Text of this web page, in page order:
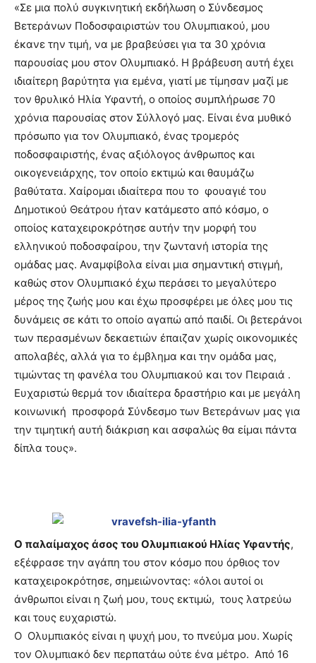
«Σε μια πολύ συγκινητική εκδήλωση ο Σύνδεσμος
Βετεράνων Ποδοσφαιριστών του Ολυμπιακού, μου
έκανε την τιμή, να με βραβεύσει για τα 30 χρόνια
παρουσίας μου στον Ολυμπιακό. Η βράβευση αυτή έχει
ιδιαίτερη βαρύτητα για εμένα, γιατί με τίμησαν μαζί με
τον θρυλικό Ηλία Υφαντή, ο οποίος συμπλήρωσε 70
χρόνια παρουσίας στον Σύλλογό μας. Είναι ένα μυθικό
πρόσωπο για τον Ολυμπιακό, ένας τρομερός
ποδοσφαιριστής, ένας αξιόλογος άνθρωπος και
οικογενειάρχης, τον οποίο εκτιμώ και θαυμάζω
βαθύτατα. Χαίρομαι ιδιαίτερα που το φουαγιέ του
Δημοτικού Θεάτρου ήταν κατάμεστο από κόσμο, ο
οποίος καταχειροκρότησε αυτήν την μορφή του
ελληνικού ποδοσφαίρου, την ζωντανή ιστορία της
ομάδας μας. Αναμφίβολα είναι μια σημαντική στιγμή,
καθώς στον Ολυμπιακό έχω περάσει το μεγαλύτερο
μέρος της ζωής μου και έχω προσφέρει με όλες μου τις
δυνάμεις σε κάτι το οποίο αγαπώ από παιδί. Οι βετεράνοι
των περασμένων δεκαετιών έπαιζαν χωρίς οικονομικές
απολαβές, αλλά για το έμβλημα και την ομάδα μας,
τιμώντας τη φανέλα του Ολυμπιακού και τον Πειραιά .
Ευχαριστώ θερμά τον ιδιαίτερα δραστήριο και με μεγάλη
κοινωνική προσφορά Σύνδεσμο των Βετεράνων μας για
την τιμητική αυτή διάκριση και ασφαλώς θα είμαι πάντα
δίπλα τους».
Ο παλαίμαχος άσος του Ολυμπιακού Ηλίας Υφαντής,
εξέφρασε την αγάπη του στον κόσμο που όρθιος τον
καταχειροκρότησε, σημειώνοντας: «όλοι αυτοί οι
άνθρωποι είναι η ζωή μου, τους εκτιμώ, τους λατρεύω
και τους ευχαριστώ.
Ο Ολυμπιακός είναι η ψυχή μου, το πνεύμα μου. Χωρίς
τον Ολυμπιακό δεν περπατάω ούτε ένα μέτρο. Από 16